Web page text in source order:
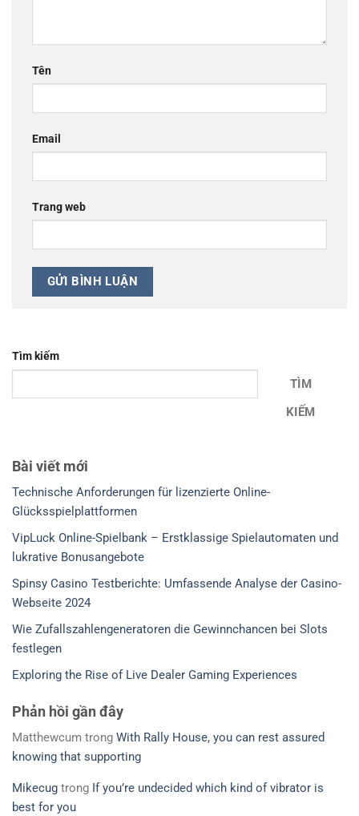
Tên
Email
Trang web
Tìm kiếm
TÌM
KIẾM
Bài viết mới
Technische Anforderungen für lizenzierte Online-
Glücksspielplattformen
VipLuck Online-Spielbank – Erstklassige Spielautomaten und
lukrative Bonusangebote
Spinsy Casino Testberichte: Umfassende Analyse der Casino-
Webseite 2024
Wie Zufallszahlengeneratoren die Gewinnchancen bei Slots
festlegen
Exploring the Rise of Live Dealer Gaming Experiences
Phản hồi gần đây
Matthewcum trong With Rally House, you can rest assured
knowing that supporting
Mikecug trong If you’re undecided which kind of vibrator is
best for you